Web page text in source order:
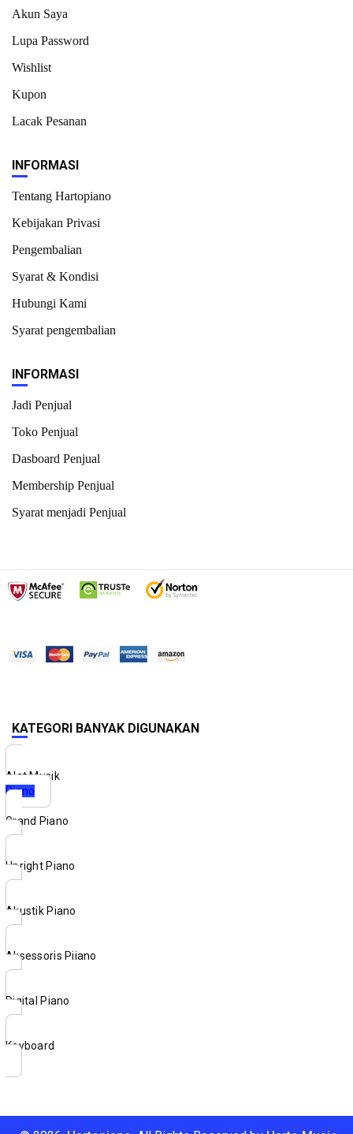
Akun Saya
Lupa Password
Wishlist
Kupon
Lacak Pesanan
INFORMASI
Tentang Hartopiano
Kebijakan Privasi
Pengembalian
Syarat & Kondisi
Hubungi Kami
Syarat pengembalian
INFORMASI
Jadi Penjual
Toko Penjual
Dasboard Penjual
Membership Penjual
Syarat menjadi Penjual
KATEGORI BANYAK DIGUNAKAN
Alat Musik
Piano
Grand Piano
Upright Piano
Akustik Piano
Aksessoris Piiano
Digital Piano
Keyboard